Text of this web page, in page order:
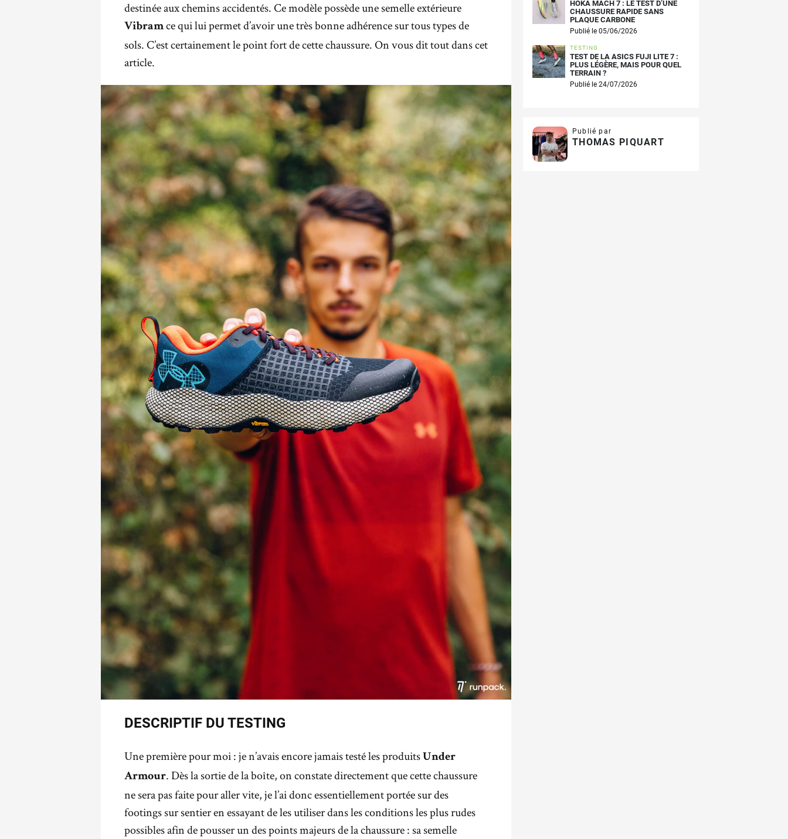
destinée aux chemins accidentés. Ce modèle possède une semelle extérieure
Vibram ce qui lui permet d’avoir une très bonne adhérence sur tous types de
sols. C’est certainement le point fort de cette chaussure. On vous dit tout dans cet
article.
DESCRIPTIF DU TESTING
Une première pour moi : je n’avais encore jamais testé les produits Under
Armour. Dès la sortie de la boîte, on constate directement que cette chaussure
ne sera pas faite pour aller vite, je l’ai donc essentiellement portée sur des
footings sur sentier en essayant de les utiliser dans les conditions les plus rudes
possibles afin de pousser un des points majeurs de la chaussure : sa semelle
HOKA MACH 7 : LE TEST D’UNE
CHAUSSURE RAPIDE SANS
PLAQUE CARBONE
Publié le 05/06/2026
TESTING
TEST DE LA ASICS FUJI LITE 7 :
PLUS LÉGÈRE, MAIS POUR QUEL
TERRAIN ?
Publié le 24/07/2026
Publié par
THOMAS PIQUART